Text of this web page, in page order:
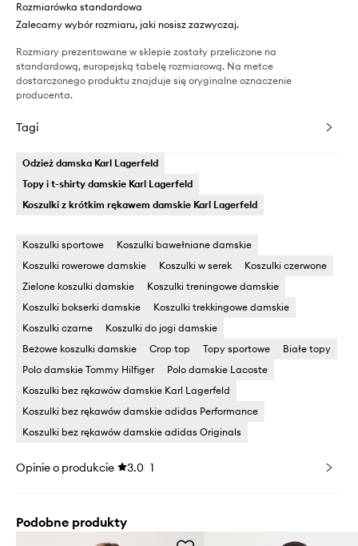
Rozmiarówka standardowa
Zalecamy wybór rozmiaru, jaki nosisz zazwyczaj.
Rozmiary prezentowane w sklepie zostały przeliczone na
standardową, europejską tabelę rozmiarową. Na metce
dostarczonego produktu znajduje się oryginalne oznaczenie
producenta.
Tagi
Odzież damska Karl Lagerfeld
Topy i t-shirty damskie Karl Lagerfeld
Koszulki z krótkim rękawem damskie Karl Lagerfeld
Koszulki sportowe
Koszulki bawełniane damskie
Koszulki rowerowe damskie
Koszulki w serek
Koszulki czerwone
Zielone koszulki damskie
Koszulki treningowe damskie
Koszulki bokserki damskie
Koszulki trekkingowe damskie
Koszulki czarne
Koszulki do jogi damskie
Beżowe koszulki damskie
Crop top Topy sportowe
Białe topy
Polo damskie Tommy Hilfiger
Polo damskie Lacoste
Koszulki bez rękawów damskie Karl Lagerfeld
Koszulki bez rękawów damskie adidas Performance
Koszulki bez rękawów damskie adidas Originals
Opinie o produkcie 3.0 1
Podobne produkty